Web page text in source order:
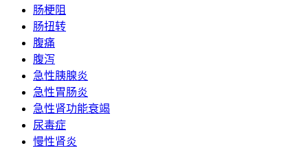
肠梗阻
肠扭转
腹痛
腹泻
急性胰腺炎
急性胃肠炎
急性肾功能衰竭
尿毒症
慢性肾炎